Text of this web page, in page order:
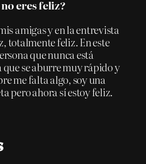
eres feliz?
amigas y en la entrevista
totalmente feliz. En este
que nunca está
se aburre muy rápido y
me falta algo, soy una
pero ahora sí estoy feliz.